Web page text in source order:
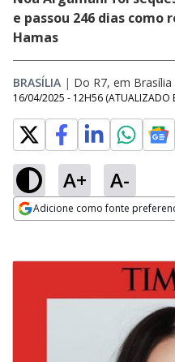
e passou 246 dias
Hamas
BRASÍLIA | Do R7, em Brasília
16/04/2025 - 12H56 (ATUALIZADO
A+ A-
Adicione como fonte